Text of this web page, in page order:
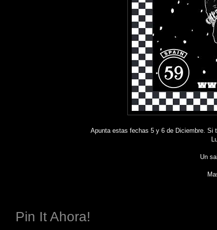
Apunta estas fechas 5 y 6 de Diciembre. Si
Un
Pin It Ahora!